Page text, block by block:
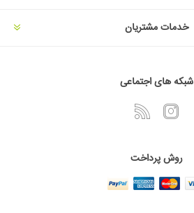
خدمات مشتریان
شبکه های اجتماعی
روش پرداخت